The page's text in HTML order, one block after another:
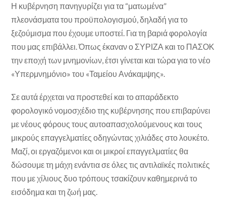
Η κυβέρνηση πανηγυρίζει για τα “ματωμένα”
πλεονάσματα του προϋπολογισμού, δηλαδή για το
ξεζούμισμα που έχουμε υποστεί. Για τη βαριά φορολογία
που μας επιβάλλει. Όπως έκαναν ο ΣΥΡΙΖΑ και το ΠΑΣΟΚ
την εποχή των μνημονίων, έτσι γίνεται και τώρα για το νέο
«Υπερμνημόνιο» του «Ταμείου Ανάκαμψης».
Σε αυτά έρχεται να προστεθεί και το απαράδεκτο
φορολογικό νομοσχέδιο της κυβέρνησης που επιβαρύνει
με νέους φόρους τους αυτοαπασχολούμενους και τους
μικρούς επαγγελματίες οδηγώντας χιλιάδες στο λουκέτο.
Μαζί, οι εργαζόμενοι και οι μικροί επαγγελματίες θα
δώσουμε τη μάχη ενάντια σε όλες τις αντιλαϊκές πολιτικές
που με χίλιους δυο τρόπους τσακίζουν καθημερινά το
εισόδημα και τη ζωή μας.